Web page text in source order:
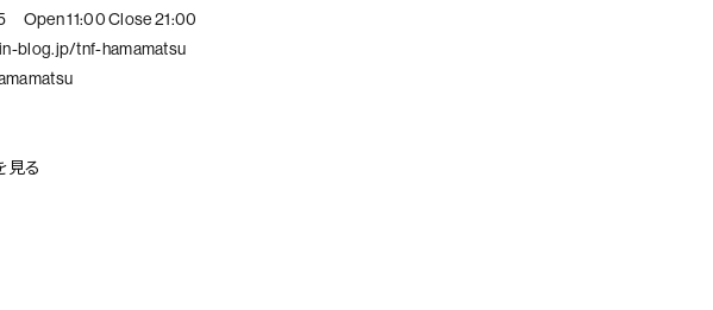
11:00 Close 21:00
blog.jp/tnf-hamamatsu
見る